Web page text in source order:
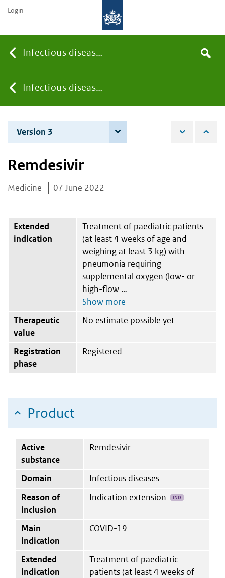
Infectious diseases
You
are
here:
Infectious diseases
the
Search
Login
Version 3
Remdesivir
Medicine 07 June 2022
Extended
indication
Treatment of paediatric patients
(at least 4 weeks of age and
weighing at least 3 kg) with
pneumonia requiring
supplemental oxygen (low- or
high-flow
Therapeutic
value
No estimate possible yet
Registration
phase
Registered
Product
Active
substance
Remdesivir
Domain
Infectious diseases
Reason of
inclusion
Indication extension IND
Main
indication
COVID-19
Extended
indication
Treatment of paediatric
patients (at least 4 weeks of